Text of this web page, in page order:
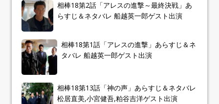
相棒18第2話「アレスの進撃～最終決戦」あ
らすじ＆ネタバレ 船越英一郎ゲスト出演
相棒18第1話「アレスの進撃」あらすじ＆ネ
タバレ 船越英一郎ゲスト出演
相棒18第13話「神の声」あらすじ＆ネタバレ
松居直美,小宮健吾,粕谷吉洋ゲスト出演